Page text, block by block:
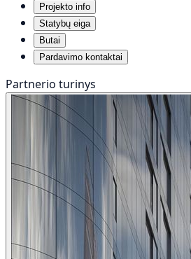
Projekto info
Statybų eiga
Butai
Pardavimo kontaktai
Partnerio turinys